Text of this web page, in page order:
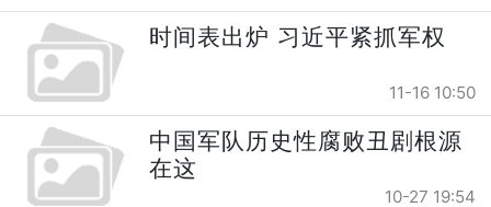
时间表出炉 习近平紧抓军权
11-16 10:50
中国军队历史性腐败丑剧根源
在这
10-27 19:54